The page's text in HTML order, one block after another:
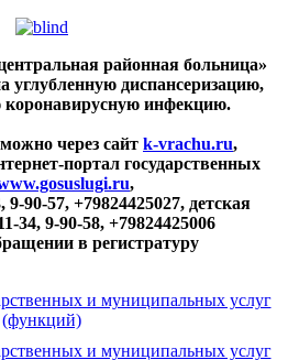
районная больница»
углубленную диспансеризацию,
коронавирусную инфекцию.
через сайт k-vrachu.ru,
портал государственных
,
9-90-57, +79824425027, детская
34, 9-90-58, +79824425006
в регистратуру